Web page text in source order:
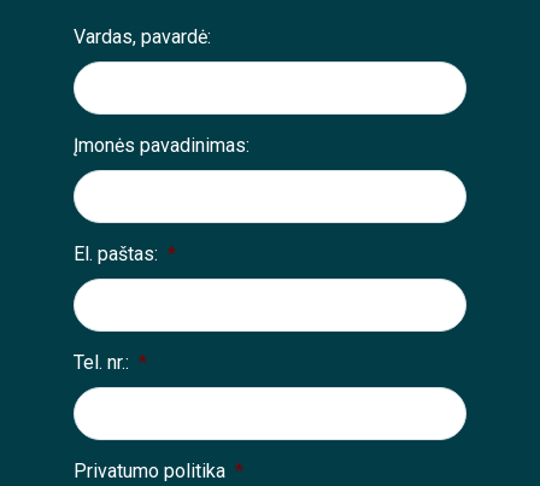
Vardas, pavardė:
Įmonės pavadinimas:
El. paštas: *
Tel. nr.: *
Privatumo politika *